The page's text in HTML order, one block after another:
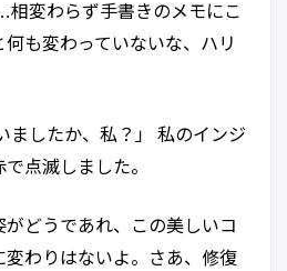
変わらず手書きのメモにこ
も変わっていないな、ハリ
ましたか、私？」 私のインジ
点滅しました。
がどうであれ、この美しいコ
変わりはないよ。さあ、修復